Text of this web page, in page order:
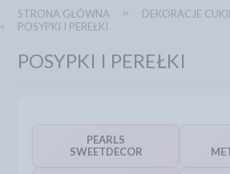
STRONA GŁÓWNA
DEKORACJE
POSYPKI I PEREŁKI
POSYPKI I PEREŁKI
PEARLS
SWEETDECOR